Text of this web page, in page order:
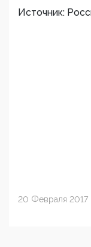
Источник:
20 Февраля 2017